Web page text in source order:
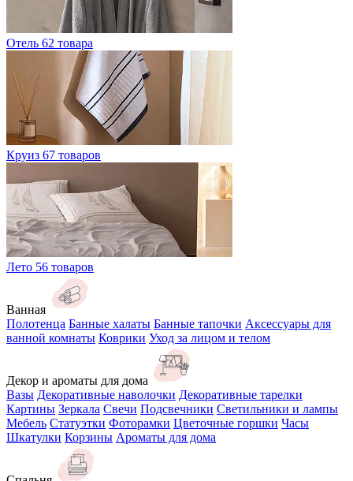
Отель 62 товара
Круиз 67 товаров
Лето 56 товаров
Ванная
Полотенца Банные халаты Банные тапочки Аксессуары для
ванной комнаты Коврики Уход за лицом и телом
Декор и ароматы для дома
Вазы Декоративные наволочки Декоративные тарелки
Картины Зеркала Свечи Подсвечники Светильники и лампы
Мебель Статуэтки Фоторамки Цветочные горшки Часы
Шкатулки Корзины Ароматы для дома